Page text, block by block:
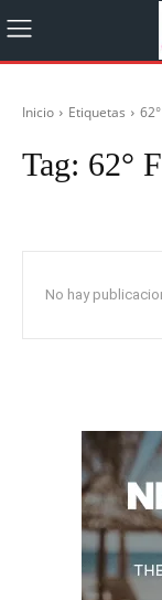
Inicio Etiquetas
Tag: 62°
No hay